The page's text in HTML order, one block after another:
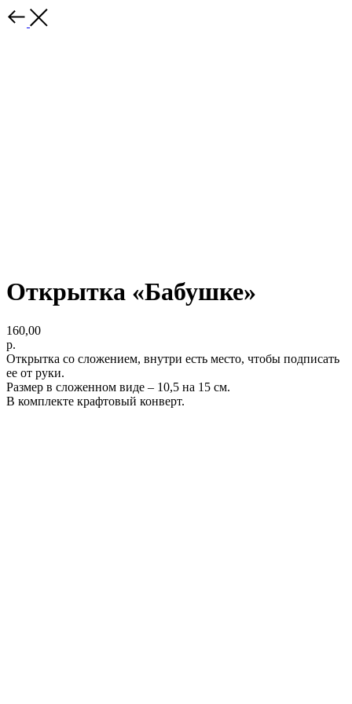
Открытка «Бабушке»
160,00
р.
Открытка со сложением, внутри есть место, чтобы подписать
ее от руки.
Размер в сложенном виде – 10,5 на 15 см.
В комплекте крафтовый конверт.